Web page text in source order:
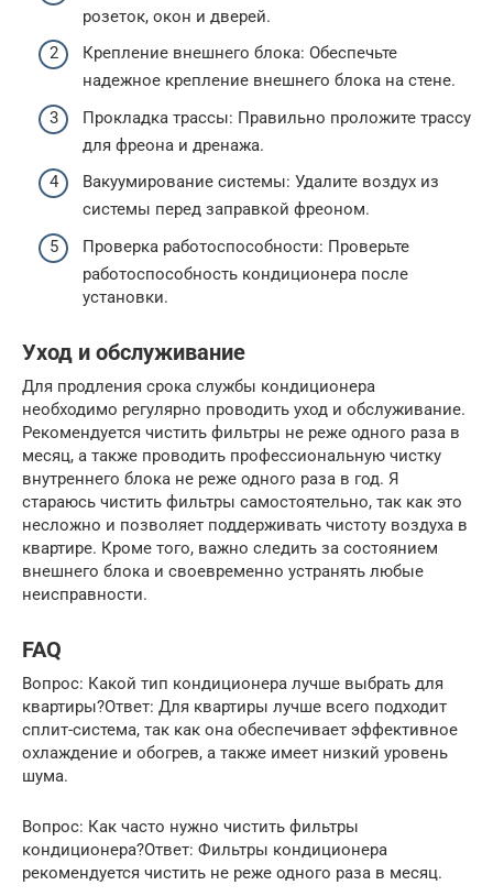
розеток, окон и дверей.
Крепление внешнего блока: Обеспечьте
надежное крепление внешнего блока на стене.
Прокладка трассы: Правильно проложите трассу
для фреона и дренажа.
Вакуумирование системы: Удалите воздух из
системы перед заправкой фреоном.
Проверка работоспособности: Проверьте
работоспособность кондиционера после
установки.
Уход и обслуживание
Для продления срока службы кондиционера
необходимо регулярно проводить уход и обслуживание.
Рекомендуется чистить фильтры не реже одного раза в
месяц, а также проводить профессиональную чистку
внутреннего блока не реже одного раза в год. Я
стараюсь чистить фильтры самостоятельно, так как это
несложно и позволяет поддерживать чистоту воздуха в
квартире. Кроме того, важно следить за состоянием
внешнего блока и своевременно устранять любые
неисправности.
FAQ
Вопрос: Какой тип кондиционера лучше выбрать для
квартиры?Ответ: Для квартиры лучше всего подходит
сплит-система, так как она обеспечивает эффективное
охлаждение и обогрев, а также имеет низкий уровень
шума.
Вопрос: Как часто нужно чистить фильтры
кондиционера?Ответ: Фильтры кондиционера
рекомендуется чистить не реже одного раза в месяц.